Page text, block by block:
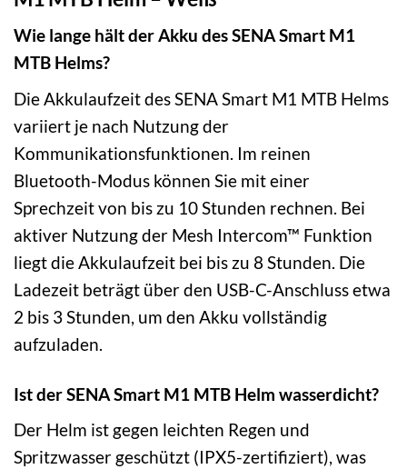
Wie lange hält der Akku des SENA Smart M1
MTB Helms?
Die Akkulaufzeit des SENA Smart M1 MTB Helms
variiert je nach Nutzung der
Kommunikationsfunktionen. Im reinen
Bluetooth-Modus können Sie mit einer
Sprechzeit von bis zu 10 Stunden rechnen. Bei
aktiver Nutzung der Mesh Intercom™ Funktion
liegt die Akkulaufzeit bei bis zu 8 Stunden. Die
Ladezeit beträgt über den USB-C-Anschluss etwa
2 bis 3 Stunden, um den Akku vollständig
aufzuladen.
Ist der SENA Smart M1 MTB Helm wasserdicht?
Der Helm ist gegen leichten Regen und
Spritzwasser geschützt (IPX5-zertifiziert), was